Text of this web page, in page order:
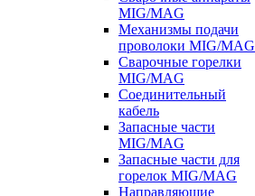
MIG/MAG
Механизмы подачи
проволоки MIG/MAG
Сварочные горелки
MIG/MAG
Соединительный
кабель
Запасные части
MIG/MAG
Запасные части для
горелок MIG/MAG
Направляющие